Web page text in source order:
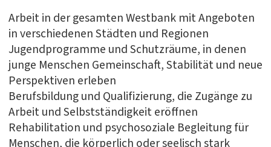
Arbeit in der gesamten Westbank mit Angeboten
in verschiedenen Städten und Regionen
Jugendprogramme und Schutzräume, in denen
junge Menschen Gemeinschaft, Stabilität und neue
Perspektiven erleben
Berufsbildung und Qualifizierung, die Zugänge zu
Arbeit und Selbstständigkeit eröffnen
Rehabilitation und psychosoziale Begleitung für
Menschen, die körperlich oder seelisch stark